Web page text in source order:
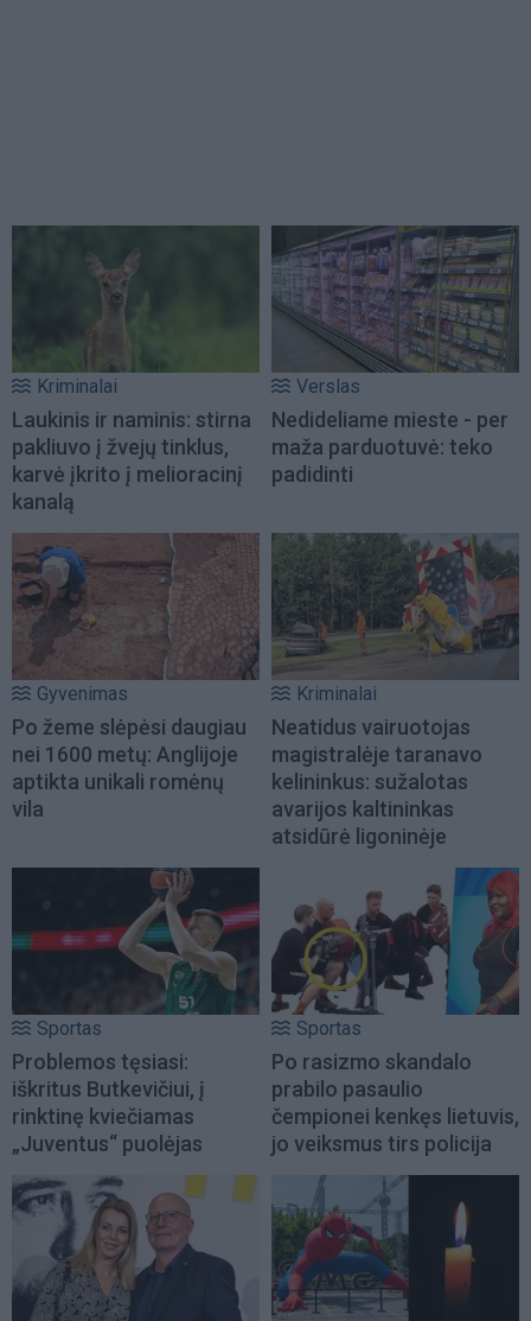
Kriminalai
Laukinis ir naminis: stirna
pakliuvo į žvejų tinklus,
karvė įkrito į melioracinį
kanalą
Verslas
Nedideliame mieste - per
maža parduotuvė: teko
padidinti
Gyvenimas
Po žeme slėpėsi daugiau
nei 1600 metų: Anglijoje
aptikta unikali romėnų
vila
Kriminalai
Neatidus vairuotojas
magistralėje taranavo
kelininkus: sužalotas
avarijos kaltininkas
atsidūrė ligoninėje
Sportas
Problemos tęsiasi:
iškritus Butkevičiui, į
rinktinę kviečiamas
„Juventus“ puolėjas
Sportas
Po rasizmo skandalo
prabilo pasaulio
čempionei kenkęs lietuvis,
jo veiksmus tirs policija